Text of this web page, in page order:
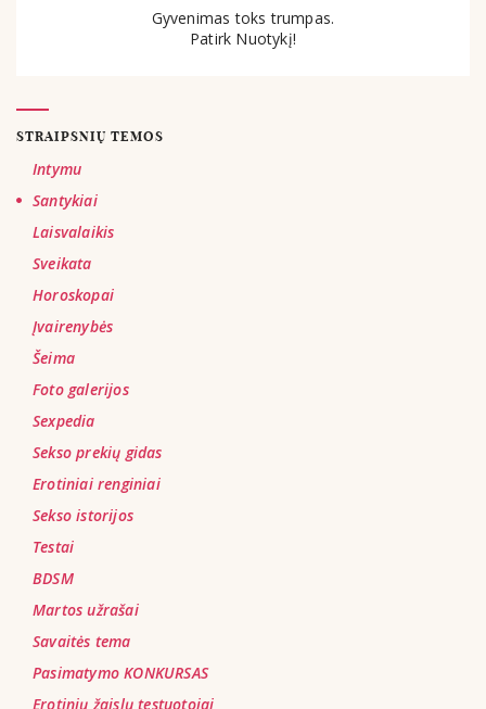
Gyvenimas toks trumpas.
Patirk Nuotykį!
STRAIPSNIŲ TEMOS
Intymu
Santykiai
Laisvalaikis
Sveikata
Horoskopai
Įvairenybės
Šeima
Foto galerijos
Sexpedia
Sekso prekių gidas
Erotiniai renginiai
Sekso istorijos
Testai
BDSM
Martos užrašai
Savaitės tema
Pasimatymo KONKURSAS
Erotinių žaislų testuotojai